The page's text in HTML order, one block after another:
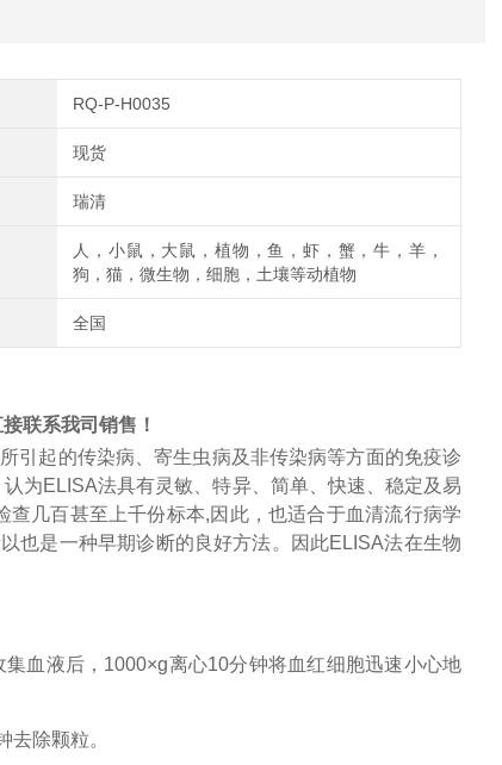
RQ-P-H0035
现货
瑞清
人，小鼠，大鼠，植物，鱼，虾，蟹，牛，羊，
狗，猫，微生物，细胞，土壤等动植物
全国
联系我司销售！
引起的传染病、寄生虫病及非传染病等方面的免疫诊
为ELISA法具有灵敏、特异、简单、快速、稳定及易
查几百甚至上千份标本,因此，也适合于血清流行病学
也是一种早期诊断的良好方法。因此ELISA法在生物
血液后， 1000×g离心10分钟将血红细胞迅速小心地
去除颗粒。